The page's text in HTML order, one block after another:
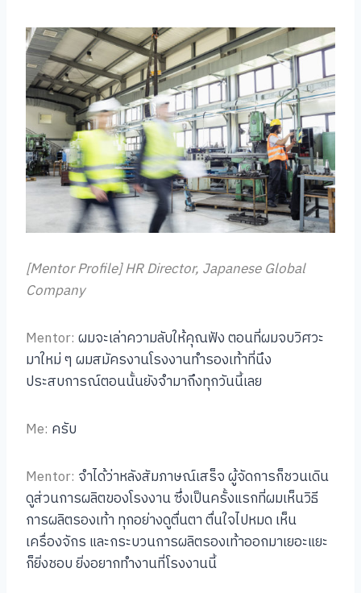
[Mentor Profile] HR Director, Japanese Global
Company
Mentor: ผมจะเล่าความลับให้คุณฟัง ตอนที่ผมจบวิศวะ
มาใหม่ ๆ ผมสมัครงานโรงงานทำรองเท้าที่นึง
ประสบการณ์ตอนนั้นยังจำมาถึงทุกวันนี้เลย
Me: ครับ
Mentor: จำได้ว่าหลังสัมภาษณ์เสร็จ ผู้จัดการก็ชวนเดิน
ดูส่วนการผลิตของโรงงาน ซึ่งเป็นครั้งแรกที่ผมเห็นวิธี
การผลิตรองเท้า ทุกอย่างดูตื่นตา ตื่นใจไปหมด เห็น
เครื่องจักร และกระบวนการผลิตรองเท้าออกมาเยอะแยะ
ก็ยิ่งชอบ ยิ่งอยากทำงานที่โรงงานนี้